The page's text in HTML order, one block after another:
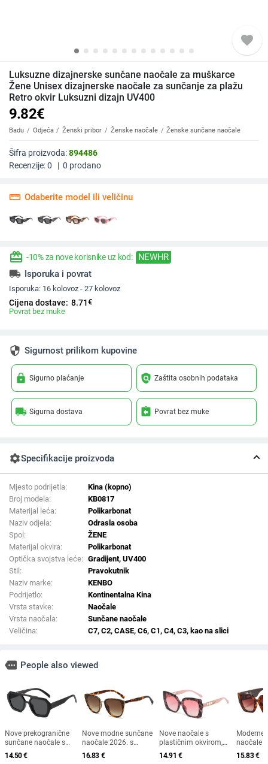
favorite
Luksuzne dizajnerske sunčane naočale za muškarce
Žene Unisex dizajnerske naočale za sunčanje za plažu
Retro okvir Luksuzni dizajn UV400
9.82€
Badu Odjeća Ženski pribor Ženske naočale Ženske sunčane naočale
Šifra proizvoda:894486
Recenzije:0 | 0 prodano
straighten Odaberite model ili veličinu
redeem -10% za nove korisnike uz kod: NEWHR
local_shipping Isporuka i povrat
Isporuka: 16 kolovoz - 27 kolovoz
Cijena dostave: 8.71€
Povrat bez muke
security Sigurnost prilikom kupovine
lock Sigurno plaćanje policy Zaštita osobnih podataka
local_shipping Sigurna dostava assignment_return Povrat bez muke
settingsSpecifikacije proizvoda
Mjesto podrijetla:
Kina (kopno)
Broj modela:
KB0817
Materijal leća:
Polikarbonat
Naziv odjela:
Odrasla osoba
Spol:
ŽENE
Materijal okvira:
Polikarbonat
Optička svojstva leće: Gradijent, UV400
Stil:
Pravokutnik
Naziv marke:
KENBO
Podrijetlo:
Kontinentalna Kina
Vrsta stavke:
Naočale
Vrsta naočala:
Sunčane naočale
Veličina:
C7, C2, CASE, C6, C1, C4, C3, kao na slici
more People also viewed
Nove prekogranične
sunčane naočale s
dvostrukim mostom
nepravilnog oblika,
14.50€
Nove modne sunčane
naočale 2026. s
okvirom u obliku
mačke i zlatnim
16.83 €
Nove naočale s
plastičnim okvirom,
europski i američki
modni trendovi s
14.91 €
Moderne
naočale
15.83€